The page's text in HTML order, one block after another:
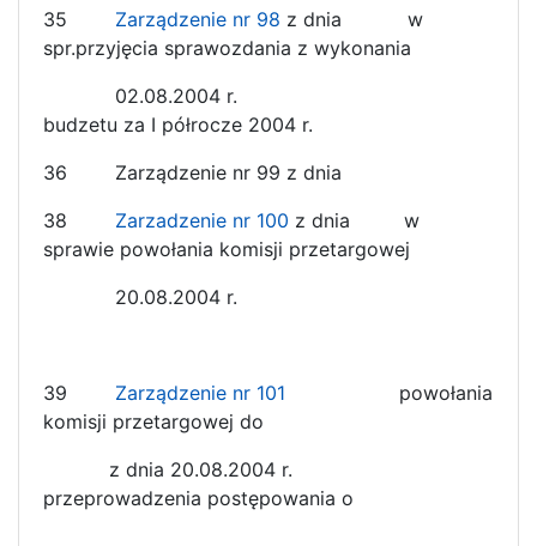
35 Zarządzenie nr 98 z dnia w
spr.przyjęcia sprawozdania z wykonania
02.08.2004 r.
budzetu za I półrocze 2004 r.
36 Zarządzenie nr 99 z dnia
38 Zarzadzenie nr 100 z dnia w
sprawie powołania komisji przetargowej
20.08.2004 r.
39 Zarządzenie nr 101
powołania
komisji przetargowej do
z dnia 20.08.2004 r.
przeprowadzenia postępowania o